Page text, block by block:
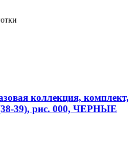
коллекция, комплект,
39), рис. 000, ЧЕРНЫЕ